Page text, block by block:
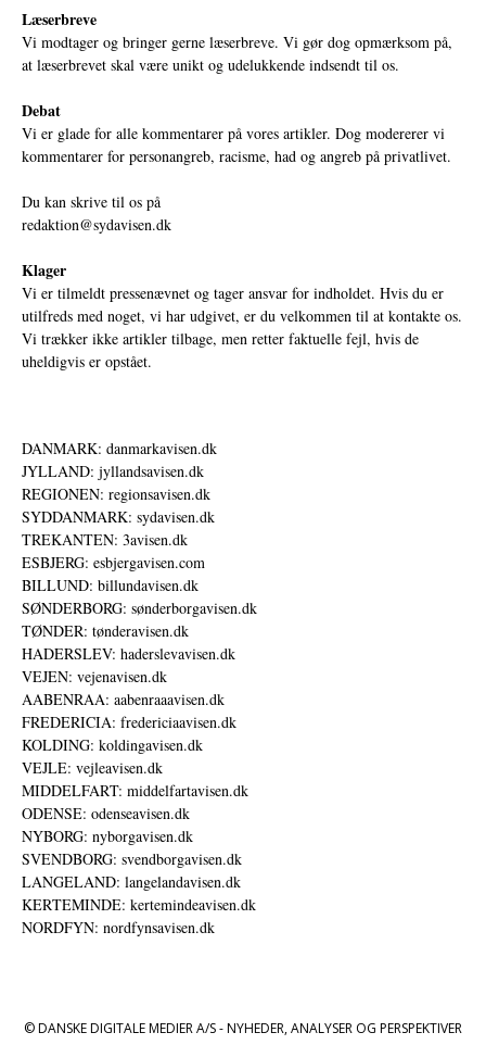
Læserbreve
Vi modtager og bringer gerne læserbreve. Vi gør dog opmærksom på,
at læserbrevet skal være unikt og udelukkende indsendt til os.
Debat
Vi er glade for alle kommentarer på vores artikler. Dog modererer vi
kommentarer for personangreb, racisme, had og angreb på privatlivet.
Du kan skrive til os på
redaktion@sydavisen.dk
Klager
Vi er tilmeldt pressenævnet og tager ansvar for indholdet. Hvis du er
utilfreds med noget, vi har udgivet, er du velkommen til at kontakte os.
Vi trækker ikke artikler tilbage, men retter faktuelle fejl, hvis de
uheldigvis er opstået.
DANMARK: danmarkavisen.dk
JYLLAND: jyllandsavisen.dk
REGIONEN: regionsavisen.dk
SYDDANMARK: sydavisen.dk
TREKANTEN: 3avisen.dk
ESBJERG: esbjergavisen.com
BILLUND: billundavisen.dk
SØNDERBORG: sønderborgavisen.dk
TØNDER: tønderavisen.dk
HADERSLEV: haderslevavisen.dk
VEJEN: vejenavisen.dk
AABENRAA: aabenraaavisen.dk
FREDERICIA: fredericiaavisen.dk
KOLDING: koldingavisen.dk
VEJLE: vejleavisen.dk
MIDDELFART: middelfartavisen.dk
ODENSE: odenseavisen.dk
NYBORG: nyborgavisen.dk
SVENDBORG: svendborgavisen.dk
LANGELAND: langelandavisen.dk
KERTEMINDE: kertemindeavisen.dk
NORDFYN: nordfynsavisen.dk
© DANSKE DIGITALE MEDIER A/S - NYHEDER, ANALYSER OG PERSPEKTIVER